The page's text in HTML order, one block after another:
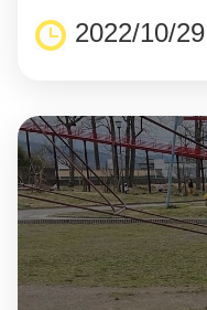
2022/10/